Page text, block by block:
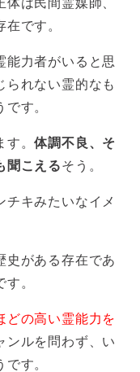
です。
能力者がいると思
られない霊的なも
す。
す。体調不良、そ
聞こえるそう。
チキみたいなイメ
史がある存在であ
。
どの高い霊能力を
ンルを問わず、い
す。